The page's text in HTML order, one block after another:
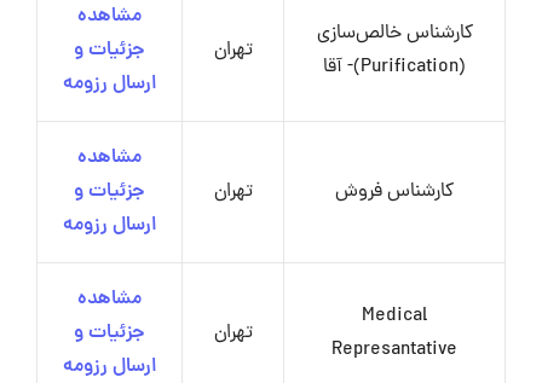
کارشناس خالص‌سازی
(Purification)- آقا
تهران
مشاهده
جزئیات و
ارسال رزومه
کارشناس فروش تهران
مشاهده
جزئیات و
ارسال رزومه
Medical
Represantative
تهران
مشاهده
جزئیات و
ارسال رزومه